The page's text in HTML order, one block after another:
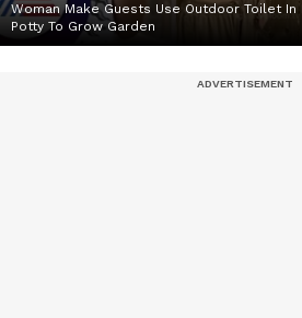
Woman Make Guests Use Outdoor Toilet
Potty To Grow Garden